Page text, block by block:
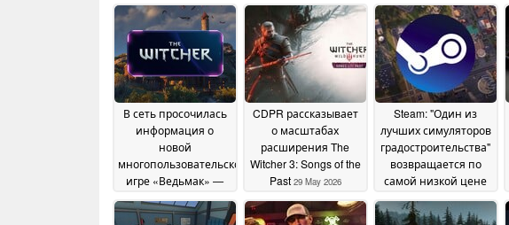
В сеть просочилась
информация о
новой
многопользовательской
игре «Ведьмак» —
ПК и мобильных
CDPR рассказывает
о масштабах
расширения The
Witcher 3: Songs of the
Past 29 May 2026
Steam: "Один из
лучших симуляторов
градостроительства"
возвращается по
самой низкой цене
28 May 2026